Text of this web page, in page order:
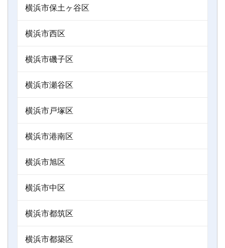
横浜市保土ヶ谷区
横浜市西区
横浜市磯子区
横浜市瀬谷区
横浜市戸塚区
横浜市港南区
横浜市旭区
横浜市中区
横浜市都筑区
横浜市都築区